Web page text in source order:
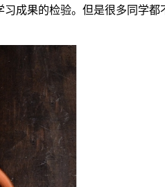
成果的检验。但是很多同学